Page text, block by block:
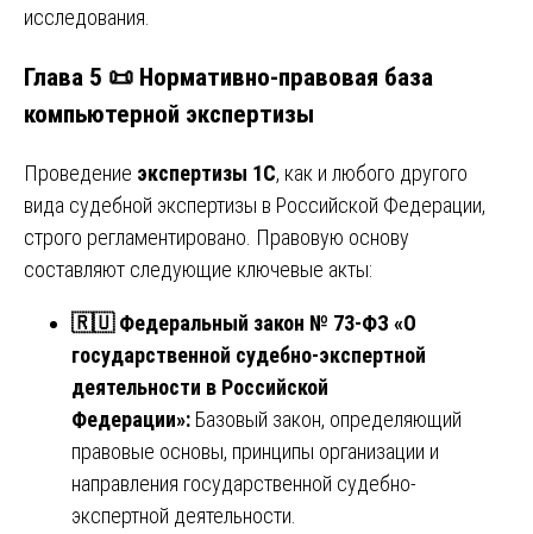
исследования.
Глава 5 📜 Нормативно-правовая база
компьютерной экспертизы
Проведение экспертизы 1С, как и любого другого
вида судебной экспертизы в Российской Федерации,
строго регламентировано. Правовую основу
составляют следующие ключевые акты:
🇷🇺Федеральный закон № 73-ФЗ «О
государственной судебно-экспертной
деятельности в Российской
Федерации»: Базовый закон, определяющий
правовые основы, принципы организации и
направления государственной судебно-
экспертной деятельности.